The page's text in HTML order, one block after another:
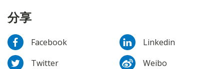
分享
Facebook
Linkedin
Twitter
Weibo